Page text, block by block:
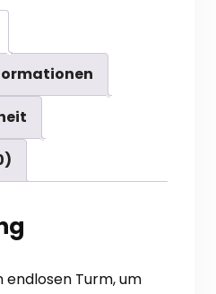
endlosen Turm, um